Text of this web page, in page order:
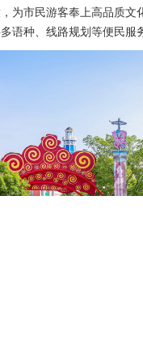
为市民游客奉上高品质文
语种、线路规划等便民服